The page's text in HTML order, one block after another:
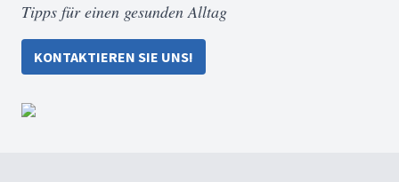
Tipps für einen gesunden Alltag
KONTAKTIEREN SIE UNS!